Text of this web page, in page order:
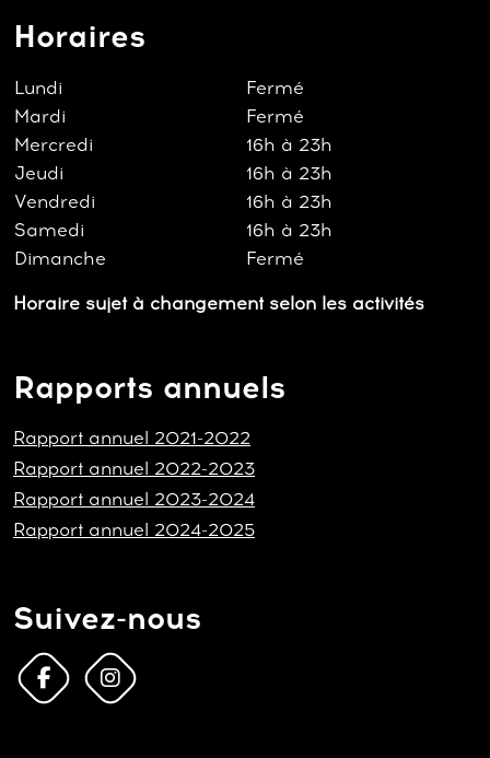
Horaires
Lundi
Fermé
Mardi
Fermé
Mercredi
16h à 23h
Jeudi
16h à 23h
Vendredi
16h à 23h
Samedi
16h à 23h
Dimanche
Fermé
Horaire sujet à changement selon les activités
Rapports annuels
Rapport annuel 2021-2022
Rapport annuel 2022-2023
Rapport annuel 2023-2024
Rapport annuel 2024-2025
Suivez-nous